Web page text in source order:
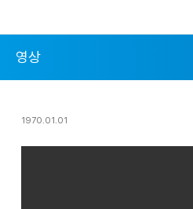
영상
1970.01.01